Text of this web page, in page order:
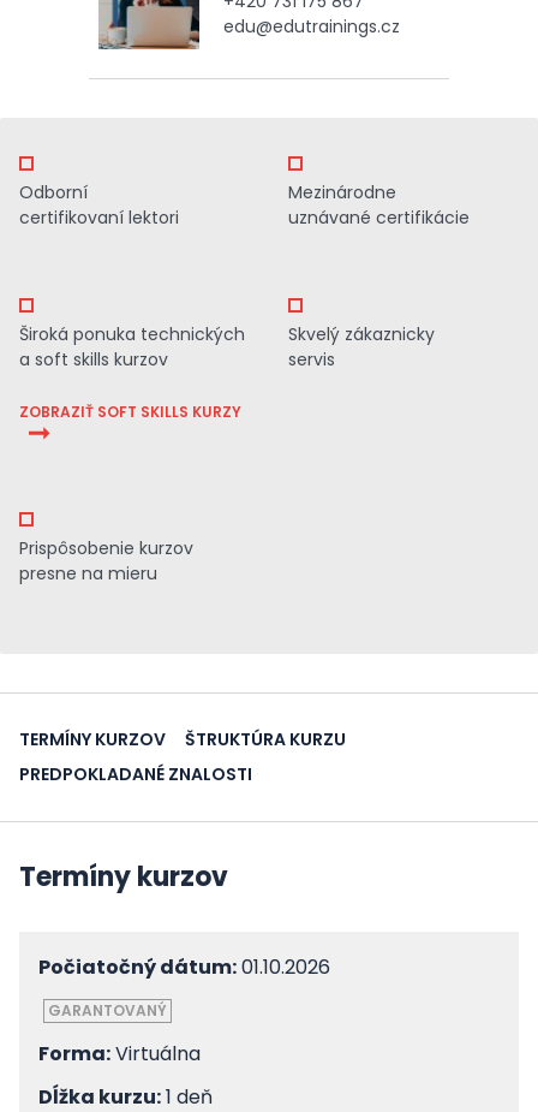
edu@edutrainings.cz
Odborní
certifikovaní lektori
Mezinárodne
uznávané certifikácie
Široká ponuka technických
a soft skills kurzov
ZOBRAZIŤ SOFT SKILLS KURZY
Skvelý zákaznicky
servis
Prispôsobenie kurzov
presne na mieru
TERMÍNY KURZOV
ŠTRUKTÚRA KURZU
PREDPOKLADANÉ ZNALOSTI
Termíny kurzov
Počiatočný dátum:01.10.2026
GARANTOVANÝ
Forma:Virtuálna
Dĺžka kurzu:1 deň